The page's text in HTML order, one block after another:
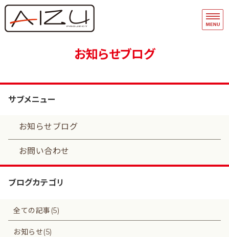
フィギュアモデルキット
A-Team
マスキングテープ
お知らせブログ
サブメニュー
お知らせブログ
お問い合わせ
ブログカテゴリ
全ての記事(5)
お知らせ(5)